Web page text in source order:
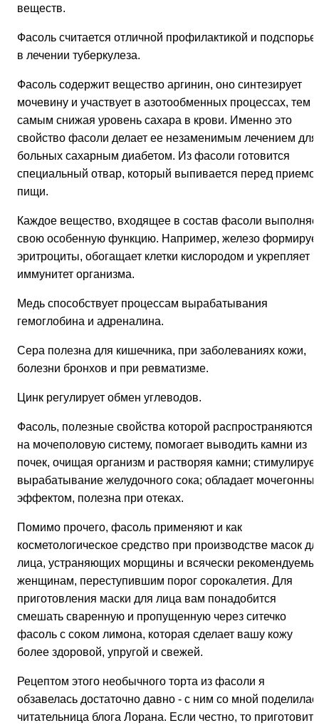
веществ.
Фасоль считается отличной профилактикой и
в лечении туберкулеза.
Фасоль содержит вещество аргинин, оно синтезирует
мочевину и участвует в азотообменных процессах, тем
самым снижая уровень сахара в крови. Именно это
свойство фасоли делает ее незаменимым лечением для
больных сахарным диабетом. Из фасоли готовится
специальный отвар, который выпивается перед
пищи.
Каждое вещество, входящее в состав фасоли
свою особенную функцию. Например, железо
эритроциты, обогащает клетки кислородом и укрепляет
иммунитет организма.
Медь способствует процессам вырабатывания
гемоглобина и адреналина.
Сера полезна для кишечника, при заболеваниях кожи,
болезни бронхов и при ревматизме.
Цинк регулирует обмен углеводов.
Фасоль, полезные свойства которой распространяются
на мочеполовую систему, помогает выводить камни из
почек, очищая организм и растворяя камни; стимулирует
вырабатывание желудочного сока; обладает
эффектом, полезна при отеках.
Помимо прочего, фасоль применяют и как
косметологическое средство при производстве масок
лица, устраняющих морщины и всячески
женщинам, переступившим порог сорокалетия. Для
приготовления маски для лица вам понадобится
смешать сваренную и пропущенную через ситечко
фасоль с соком лимона, которая сделает вашу кожу
более здоровой, упругой и свежей.
Рецептом этого необычного торта из фасоли я
обзавелась достаточно давно - с ним со мной
читательница блога Лорана. Если честно, то приготовить